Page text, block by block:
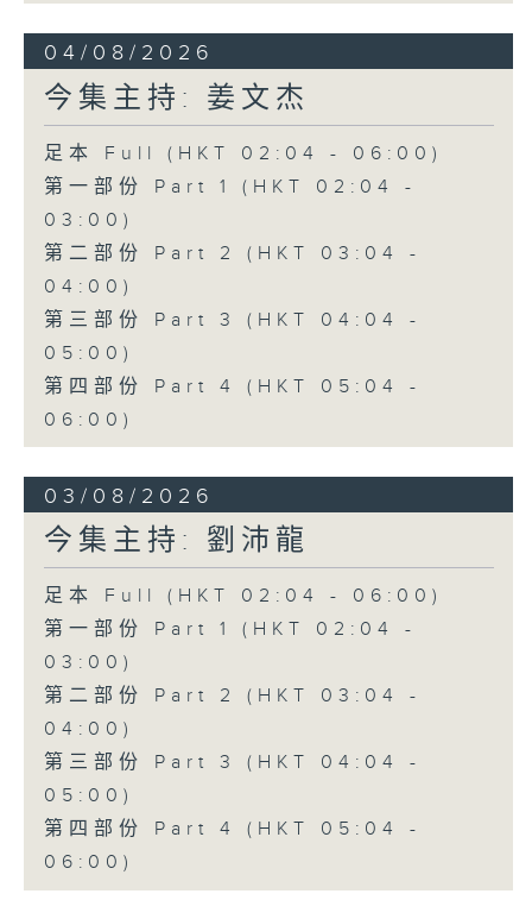
04/08/2026
今集主持: 姜文杰
足本 Full (HKT 02:04 - 06:00)
第一部份 Part 1 (HKT 02:04 -
03:00)
第二部份 Part 2 (HKT 03:04 -
04:00)
第三部份 Part 3 (HKT 04:04 -
05:00)
第四部份 Part 4 (HKT 05:04 -
06:00)
03/08/2026
今集主持: 劉沛龍
足本 Full (HKT 02:04 - 06:00)
第一部份 Part 1 (HKT 02:04 -
03:00)
第二部份 Part 2 (HKT 03:04 -
04:00)
第三部份 Part 3 (HKT 04:04 -
05:00)
第四部份 Part 4 (HKT 05:04 -
06:00)